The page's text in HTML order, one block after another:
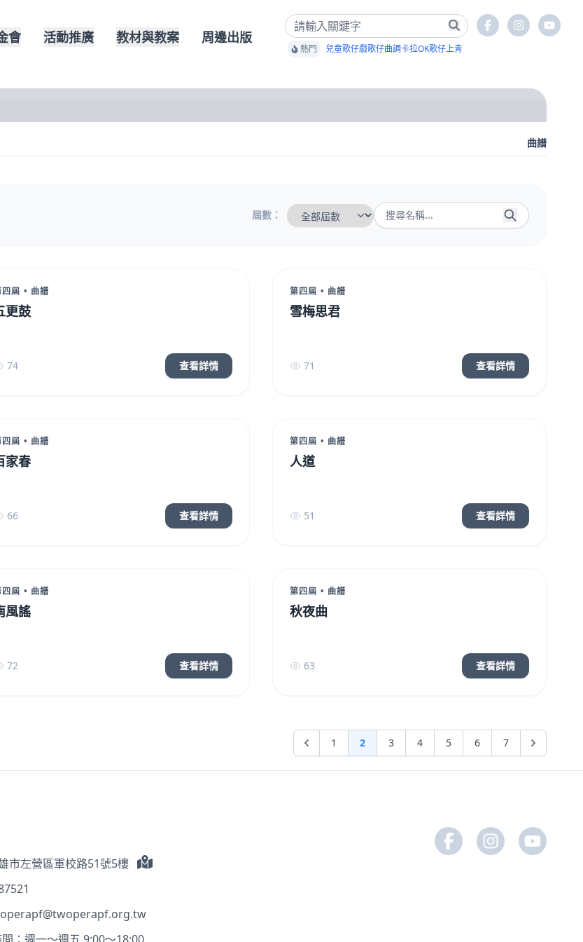
會 活動推廣 教材與教案 周邊出版
熱門 兒童歌仔戲歌仔曲調卡拉OK歌仔上青
曲譜
屆數：
四屆 • 曲譜
更鼓
74 查看詳情
第四屆 • 曲譜
雪梅思君
71 查看詳情
四屆 • 曲譜
家春
66 查看詳情
第四屆 • 曲譜
人道
51 查看詳情
四屆 • 曲譜
風謠
72 查看詳情
第四屆 • 曲譜
秋夜曲
63 查看詳情
1 2 3 4 5 6 7
市左營區軍校路51號5樓